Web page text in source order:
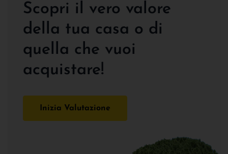
Scopri il vero valore
della tua casa o di
quella che vuoi
acquistare!
Inizia Valutazione